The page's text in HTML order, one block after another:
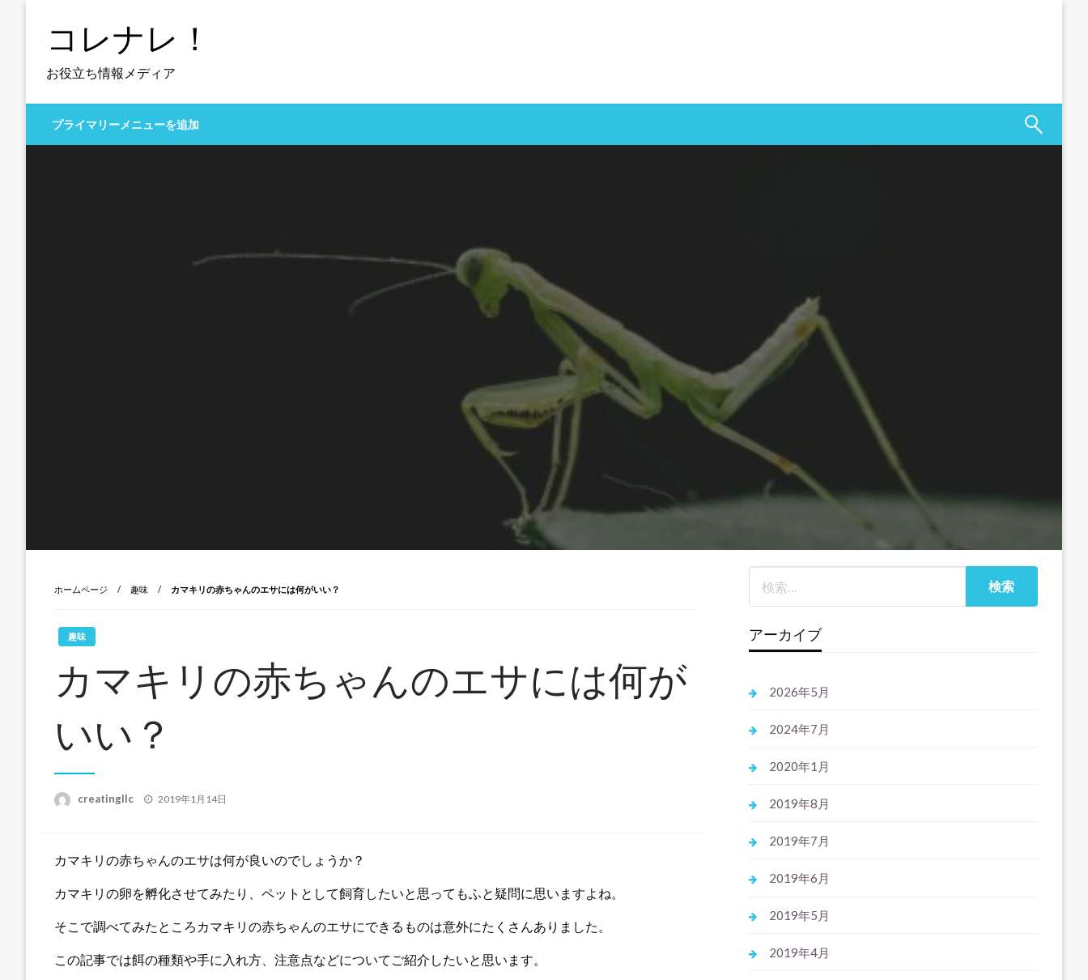
コレナレ！
お役立ち情報メディア
プライマリーメニューを追加
ホームページ 趣味 カマキリの赤ちゃんのエサには何がいい？
趣味
カマキリの赤ちゃんのエサには何が
いい？
creatingllc
投
2019年1月14日
カマキリの赤ちゃんのエサは何が良いのでしょうか？
カマキリの卵を孵化させてみたり、ペットとして飼育したいと思ってもふと疑問に思いますよね。
そこで調べてみたところカマキリの赤ちゃんのエサにできるものは意外にたくさんありました。
この記事では餌の種類や手に入れ方、注意点などについてご紹介したいと思います。
アーカイブ
2026年5月
2024年7月
2020年1月
2019年8月
2019年7月
2019年6月
2019年5月
2019年4月